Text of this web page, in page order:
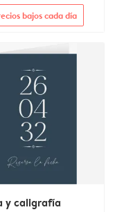
bajos cada día
y caligrafía